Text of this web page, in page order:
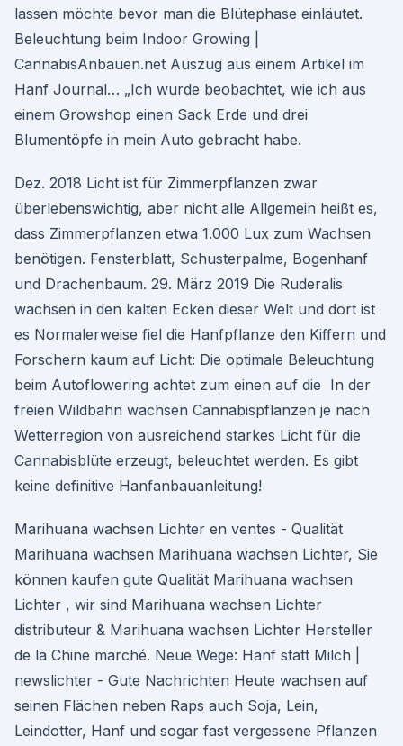
lassen möchte bevor man die Blütephase einläutet.
Beleuchtung beim Indoor Growing |
CannabisAnbauen.net Auszug aus einem Artikel im
Hanf Journal… „Ich wurde beobachtet, wie ich aus
einem Growshop einen Sack Erde und drei
Blumentöpfe in mein Auto gebracht habe.
Dez. 2018 Licht ist für Zimmerpflanzen zwar
überlebenswichtig, aber nicht alle Allgemein heißt es,
dass Zimmerpflanzen etwa 1.000 Lux zum Wachsen
benötigen. Fensterblatt, Schusterpalme, Bogenhanf
und Drachenbaum. 29. März 2019 Die Ruderalis
wachsen in den kalten Ecken dieser Welt und dort ist
es Normalerweise fiel die Hanfpflanze den Kiffern und
Forschern kaum auf Licht: Die optimale Beleuchtung
beim Autoflowering achtet zum einen auf die In der
freien Wildbahn wachsen Cannabispflanzen je nach
Wetterregion von ausreichend starkes Licht für die
Cannabisblüte erzeugt, beleuchtet werden. Es gibt
keine definitive Hanfanbauanleitung!
Marihuana wachsen Lichter en ventes - Qualität
Marihuana wachsen Marihuana wachsen Lichter, Sie
können kaufen gute Qualität Marihuana wachsen
Lichter , wir sind Marihuana wachsen Lichter
distributeur & Marihuana wachsen Lichter Hersteller
de la Chine marché. Neue Wege: Hanf statt Milch |
newslichter - Gute Nachrichten Heute wachsen auf
seinen Flächen neben Raps auch Soja, Lein,
Leindotter, Hanf und sogar fast vergessene Pflanzen